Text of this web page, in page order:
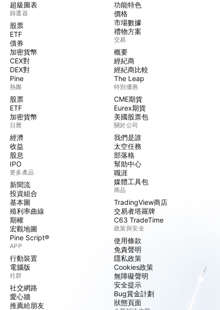
超級圖表
篩選器
股票
ETF
債券
加密貨幣
CEX對
DEX對
Pine
熱圖
股票
ETF
加密貨幣
日曆
經濟
收益
股息
IPO
更多產品
新聞流
投資組合
基本圖
殖利率曲線
期權
宏觀地圖
Pine Script®
APP
行動裝置
電腦版
社群
社交網路
愛心牆
推薦給朋友
功能特色
價格
市場數據
禮物方案
交易
概要
經紀商
經紀商比較
The Leap
特別優惠
CME期貨
Eurex期貨
美國股票包
關於公司
我們是誰
太空任務
部落格
幫助中心
職涯
媒體工具包
商品
TradingView商店
交易者塔羅牌
C63 TradeTime
政策與安全
使用條款
免責聲明
隱私政策
Cookies政策
無障礙聲明
安全提示
Bug賞金計劃
狀態頁面